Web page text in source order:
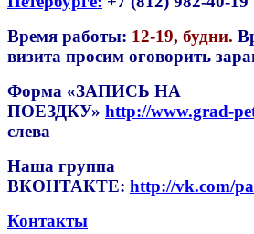
Время работы: 12-19, будни.
визита просим оговорить
Форма «ЗАПИСЬ НА
ПОЕЗДКУ» http://www.grad-
слева
Наша группа
ВКОНТАКТЕ: http://vk.com/
Контакты